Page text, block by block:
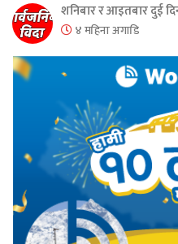
शनिबार र आइतबार दुई
४ महिना अगाडि